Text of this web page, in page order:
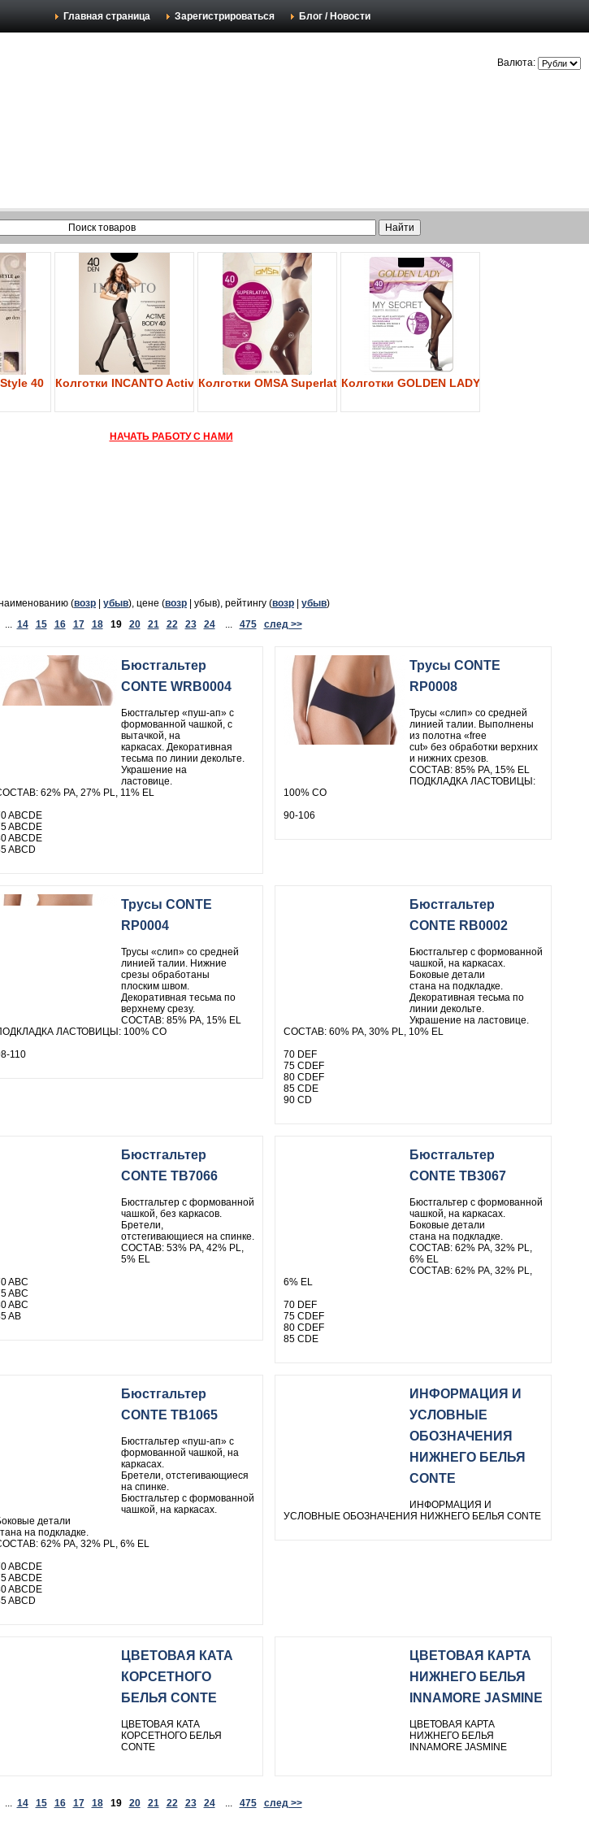
Главная страница Зарегистрироваться Блог / Новости
Валюта:
40 Колготки INCANTO Active Body 40Колготки OMSA Superlativa 40Колготки GOLDEN LADY My Secret 40
НАЧАТЬ РАБОТУ С НАМИ
(возр убыв), цене (возр | убыв), рейтингу (возр убыв)
14 15 16 17 18 19 20 21 22 23 24... 475 след >>
Бюстгальтер
CONTE WRB0004
Бюстгальтер «пуш-ап» с
формованной чашкой, с
вытачкой, на
каркасах. Декоративная
тесьма по линии декольте.
Украшение на
ластовице.
62% PA, 27% PL, 11% EL
ABCDE
ABCDE
ABCDE
ABCD
Трусы CONTE
RP0008
Трусы «слип» со средней
линией талии. Выполнены
из полотна «free
cut» без обработки верхних
и нижних срезов.
СОСТАВ: 85% PA, 15% EL
ПОДКЛАДКА ЛАСТОВИЦЫ:
100% СО
90-106
Трусы CONTE
RP0004
Трусы «слип» со средней
линией талии. Нижние
срезы обработаны
плоским швом.
Декоративная тесьма по
верхнему срезу.
СОСТАВ: 85% PA, 15% EL
ЛАСТОВИЦЫ: 100% СО
110
Бюстгальтер
CONTE RB0002
Бюстгальтер с формованной
чашкой, на каркасах.
Боковые детали
стана на подкладке.
Декоративная тесьма по
линии декольте.
Украшение на ластовице.
СОСТАВ: 60% PA, 30% PL, 10% EL
70 DEF
75 CDEF
80 CDEF
85 CDE
90 CD
Бюстгальтер
CONTE TB7066
Бюстгальтер с формованной
чашкой, без каркасов.
Бретели,
отстегивающиеся на спинке.
СОСТАВ: 53% PA, 42% PL,
5% EL
ABC
ABC
ABC
AB
Бюстгальтер
CONTE TB3067
Бюстгальтер с формованной
чашкой, на каркасах.
Боковые детали
стана на подкладке.
СОСТАВ: 62% PA, 32% PL,
6% EL
СОСТАВ: 62% PA, 32% PL,
6% EL
70 DEF
75 CDEF
80 CDEF
85 CDE
Бюстгальтер
CONTE TB1065
Бюстгальтер «пуш-ап» с
формованной чашкой, на
каркасах.
Бретели, отстегивающиеся
на спинке.
Бюстгальтер с формованной
чашкой, на каркасах.
детали
на подкладке.
62% PA, 32% PL, 6% EL
ABCDE
ABCDE
ABCDE
ABCD
ИНФОРМАЦИЯ И
УСЛОВНЫЕ
ОБОЗНАЧЕНИЯ
НИЖНЕГО БЕЛЬЯ
CONTE
ИНФОРМАЦИЯ И
УСЛОВНЫЕ ОБОЗНАЧЕНИЯ НИЖНЕГО БЕЛЬЯ CONTE
ЦВЕТОВАЯ КАТА
КОРСЕТНОГО
БЕЛЬЯ CONTE
ЦВЕТОВАЯ КАТА
КОРСЕТНОГО БЕЛЬЯ
CONTE
ЦВЕТОВАЯ КАРТА
НИЖНЕГО БЕЛЬЯ
INNAMORE JASMINE
ЦВЕТОВАЯ КАРТА
НИЖНЕГО БЕЛЬЯ
INNAMORE JASMINE
14 15 16 17 18 19 20 21 22 23 24... 475 след >>